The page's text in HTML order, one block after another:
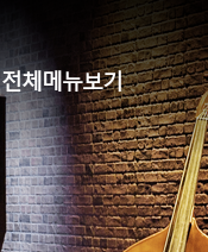
전체메뉴보기